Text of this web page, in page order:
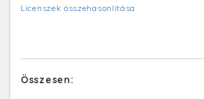
Licenszek összehasonlítása
Összesen: